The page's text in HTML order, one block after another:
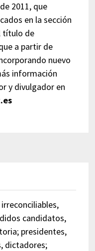
2011, que
en la sección
título de
a partir de
nuevo
información
y divulgador en
candidatos,
presidentes,
dictadores;